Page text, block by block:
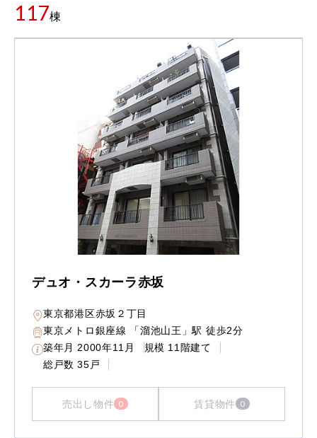
117棟
デュオ・スカーラ赤坂
東京都港区赤坂２丁目
東京メトロ銀座線 「溜池山王」駅 徒歩2分
築年月 2000年11月 規模 11階建て
総戸数 35戸
売出し物件 0 賃貸物件 0